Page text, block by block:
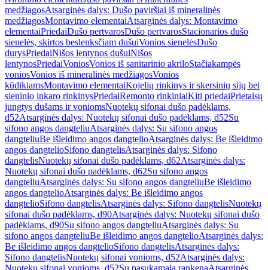
medžiagosAtsarginės dalys: Dušo paviršiai iš mineralinės
medžiagosMontavimo elementaiAtsarginės dalys: Montavimo
elementaiPriedaiDušo pertvarosDušo pertvarosStacionarios dušo
sienelės, skirtos beslenksčiam dušuiVonios sienelėsDušo
durysPriedaiNišos lentynos dušuiNišos
lentynosPriedaiVoniosVonios iš sanitarinio akriloStačiakampės
voniosVonios iš mineralinės medžiagosVonios
kūdikiamsMontavimo elementaiKojelių rinkinys ir skersinių sijų bei
sieninio inkaro rinkinysPriedaiRemonto rinkiniaiKiti priedaiPrietaisų
jungtys dušams ir voniomsNuotekų sifonai dušo padėklams,
d52Atsarginės dalys: Nuotekų sifonai dušo padėklams, d52Su
sifono angos dangteliuAtsarginės dalys: Su sifono angos
dangteliuBe išleidimo angos dangtelioAtsarginės dalys: Be išleidimo
angos dangtelioSifono dangtelisAtsarginės dalys: Sifono
dangtelisNuotekų sifonai dušo padėklams, d62Atsarginės dalys:
Nuotekų sifonai dušo padėklams, d62Su sifono angos
dangteliuAtsarginės dalys: Su sifono angos dangteliuBe išleidimo
angos dangtelioAtsarginės dalys: Be išleidimo angos
dangtelioSifono dangtelisAtsarginės dalys: Sifono dangtelisNuotekų
sifonai dušo padėklams, d90Atsarginės dalys: Nuotekų sifonai dušo
padėklams, d90Su sifono angos dangteliuAtsarginės dalys: Su
sifono angos dangteliuBe išleidimo angos dangtelioAtsarginės dalys:
Be išleidimo angos dangtelioSifono dangtelisAtsarginės dalys:
Sifono dangtelisNuotekų sifonai vonioms, d52Atsarginės dalys:
Nuotekų sifonai vonioms, d52Su pasukamąja rankenaAtsarginės